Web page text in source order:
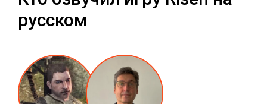
русском